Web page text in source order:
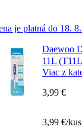
je platná do 18.
Daewoo
11L
Viac z
3,99 €
3,99 €/kus